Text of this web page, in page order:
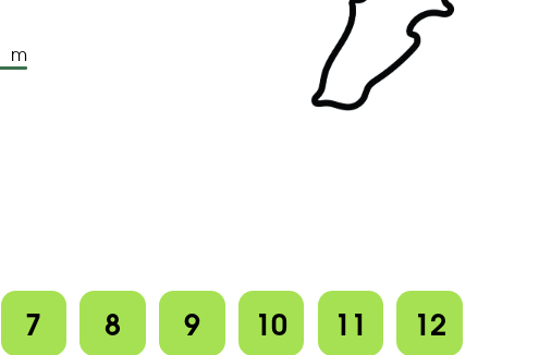
m
7 8 9 10 11 12